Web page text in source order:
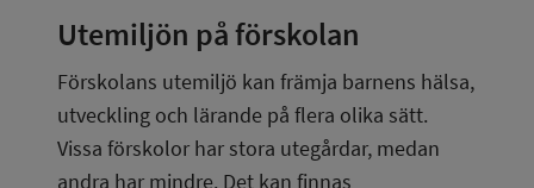
Utemiljön på förskolan
Förskolans utemiljö kan främja barnens hälsa,
utveckling och lärande på flera olika sätt.
Vissa förskolor har stora utegårdar, medan
andra har mindre. Det kan finnas